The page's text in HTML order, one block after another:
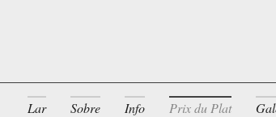
Lar Sobre Info Prix du Plat